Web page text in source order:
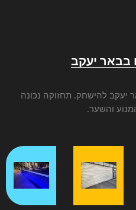
בבאר יעקב
יעקב להישחק. תחזוקה נכונה
והשער.